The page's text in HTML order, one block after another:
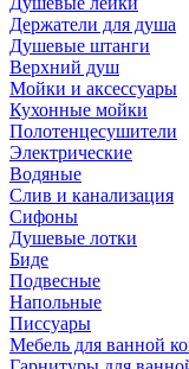
Держатели для душа
Душевые штанги
Верхний душ
Мойки и аксессуары
Кухонные мойки
Полотенцесушители
Электрические
Водяные
Слив и канализация
Сифоны
Душевые лотки
Биде
Подвесные
Напольные
Писсуары
Мебель для ванной